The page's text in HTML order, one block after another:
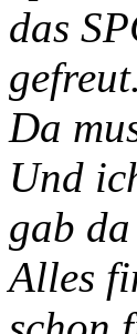
das
Da
Und
gab
Alles